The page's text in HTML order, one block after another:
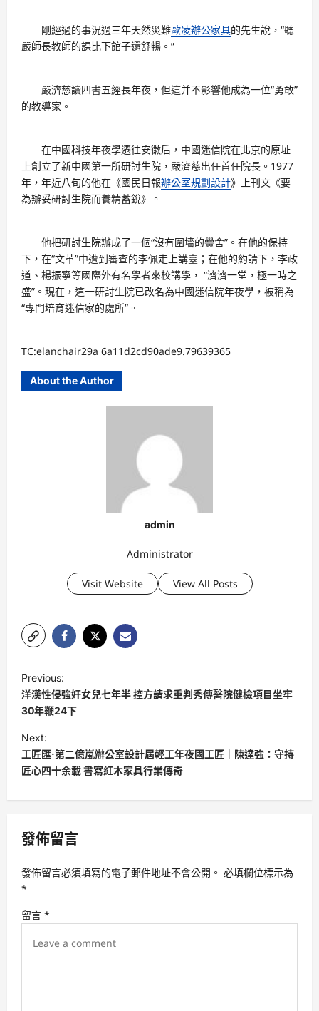
剛經過的事況過三年天然災難歐凌辦公家具的先生說，“聽
嚴師長教師的課比下館子還舒暢。”
嚴濟慈讀四書五經長年夜，但這并不影響他成為一位“勇敢”
的教導家。
在中國科技年夜學遷往安徽后，中國迷信院在北京的原址
上創立了新中國第一所研討生院，嚴濟慈出任首任院長。1977
年，年近八旬的他在《國民日報辦公室規劃設計》上刊文《要
為辦妥研討生院而養精蓄銳》。
他把研討生院辦成了一個“沒有圍墻的黌舍”。在他的保持
下，在“文革”中遭到審查的李佩走上講臺；在他的約請下，李政
道、楊振寧等國際外有名學者來校講學， “濟濟一堂，極一時之
盛”。現在，這一研討生院已改名為中國迷信院年夜學，被稱為
“專門培育迷信家的處所”。
TC:elanchair29a 6a11d2cd90ade9.79639365
About the Author
admin
Administrator
Visit Website View All Posts
o
s
t
n
a
v
g
a
t
i
Previous:
洋漢性侵強奸女兒七年半 控方請求重判秀傳醫院健檢項目坐牢
30年鞭24下
Next:
工匠匯·第二億嵐辦公室設計屆輕工年夜國工匠｜陳達強：守持
匠心四十余載 書寫紅木家具行業傳奇
發佈留言
發佈留言必須填寫的電子郵件地址不會公開。 必填欄位標示為
*
留言 *